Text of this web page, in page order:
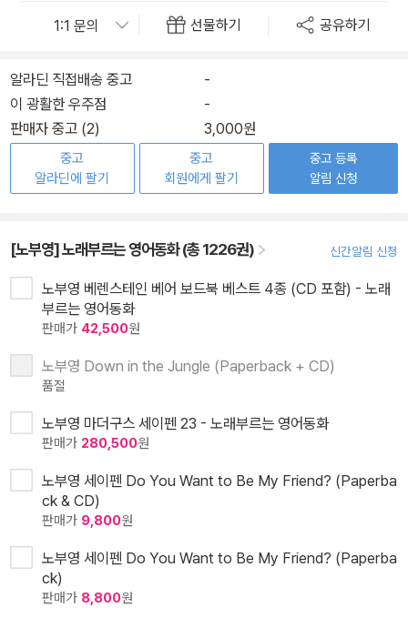
선물하기 공유하기
알라딘 직접배송 중고
-
이 광활한 우주점
-
판매자 중고 (2)
3,000원
중고
알라딘에 팔기
중고
회원에게 팔기
중고 등록
알림 신청
[노부영] 노래부르는 영어동화 (총 1226권) 신간알림 신청
노부영 베렌스테인 베어 보드북 베스트 4종 (CD 포함) - 노래
부르는 영어동화
판매가 42,500원
노부영 Down in the Jungle (Paperback + CD)
품절
노부영 마더구스 세이펜 23 - 노래부르는 영어동화
판매가 280,500원
노부영 세이펜 Do You Want to Be My Friend? (Paperba
ck & CD)
판매가 9,800원
노부영 세이펜 Do You Want to Be My Friend? (Paperba
ck)
판매가 8,800원